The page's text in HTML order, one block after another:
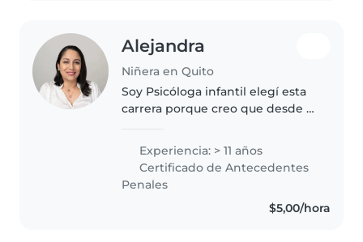
Alejandra
Niñera en Quito
Soy Psicóloga infantil elegí esta
carrera porque creo que desde la
buenos tratos en los niños y
niñas es fundamental..
Experiencia: > 11 años
Certificado de Antecedentes
Penales
$5,00/hora